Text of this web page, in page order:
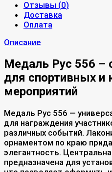
Отзывы (0)
Доставка
Оплата
Описание
Медаль Рус 556 –
для спортивных и
мероприятий
Медаль Рус 556 —
для награждения
различных событий.
орнаментом по краю
элегантность.
предназначена для